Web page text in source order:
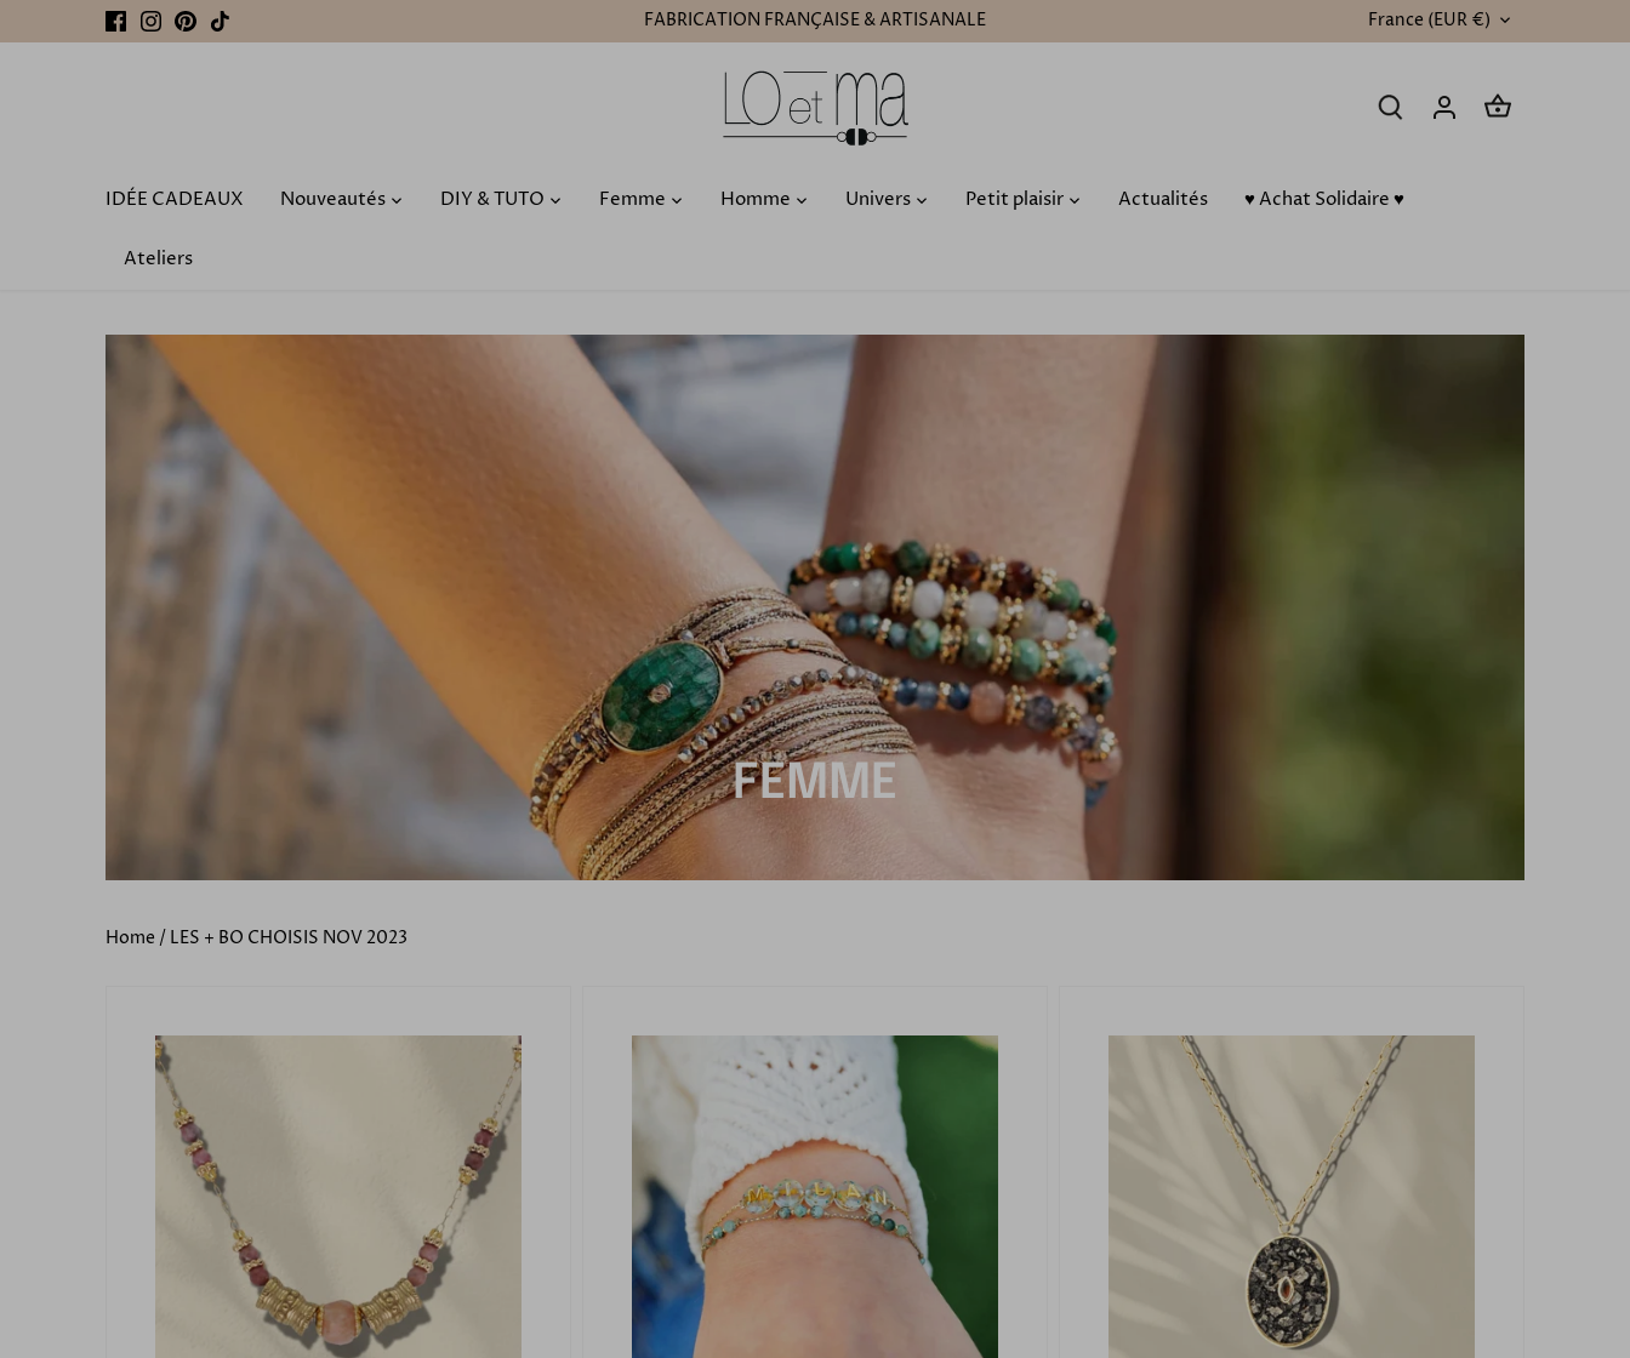
au
FABRICATION FRANÇAISE & ARTISANALE DEVISE
France (EUR €)
IDÉE CADEAUX Nouveautés DIY & TUTO Femme Homme Univers Petit plaisir Actualités ♥️ Achat Solidaire ♥️
Ateliers
FEMME
Home / LES + BO CHOISIS NOV 2023